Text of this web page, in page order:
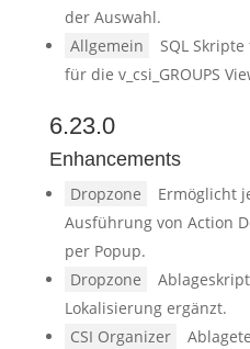
der Auswahl.
Allgemein
SQL
für die v_csi_GROUPS
6.23.0
Enhancements
Dropzone
Ermöglicht
Ausführung von Action
per Popup.
Dropzone
Lokalisierung ergänzt.
CSI Organizer